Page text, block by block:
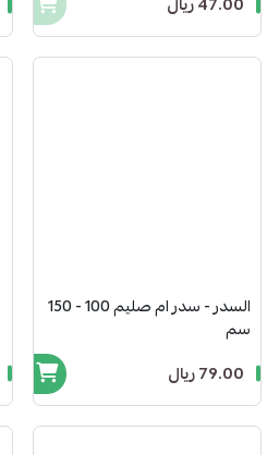
السدر - سدر ام صليم 100 - 150
سم
79.00 ريال